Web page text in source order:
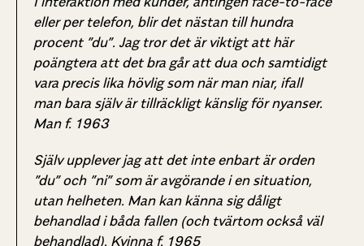
eller per telefon, blir det nästan till hundra
procent ”du”. Jag tror det är viktigt att här
poängtera att det bra går att dua och samtidigt
vara precis lika hövlig som när man niar, ifall
man bara själv är tillräckligt känslig för nyanser.
Man f. 1963
Själv upplever jag att det inte enbart är orden
”du” och ”ni” som är avgörande i en situation,
utan helheten. Man kan känna sig dåligt
behandlad i båda fallen (och tvärtom också väl
behandlad). Kvinna f. 1965